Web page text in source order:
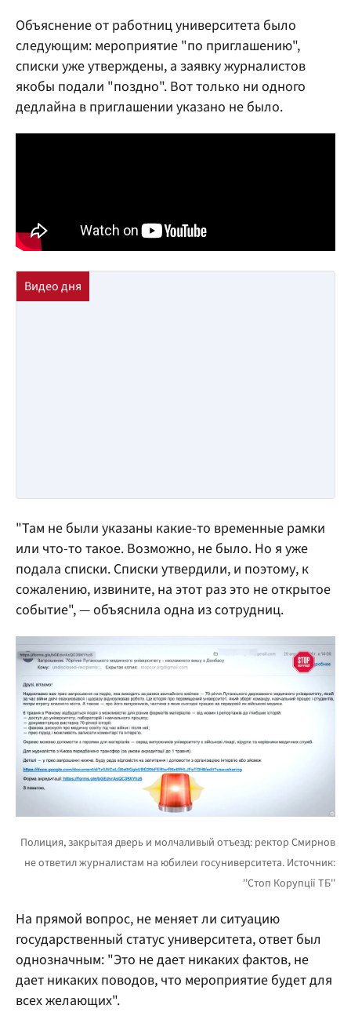
Объяснение от работниц университета было
следующим: мероприятие "по приглашению",
списки уже утверждены, а заявку журналистов
якобы подали "поздно". Вот только ни одного
дедлайна в приглашении указано не было.
"Там не были указаны какие-то временные рамки
или что-то такое. Возможно, не было. Но я уже
подала списки. Списки утвердили, и поэтому, к
сожалению, извините, на этот раз это не открытое
событие", — объяснила одна из сотрудниц.
На прямой вопрос, не меняет ли ситуацию
государственный статус университета, ответ был
однозначным: "Это не дает никаких фактов, не
дает никаких поводов, что мероприятие будет для
всех желающих".